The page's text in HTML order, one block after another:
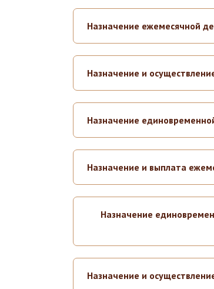
Назначение ежемесячной
Назначение и
Назначение
Назначение и выплата
Назначение
Назначение и